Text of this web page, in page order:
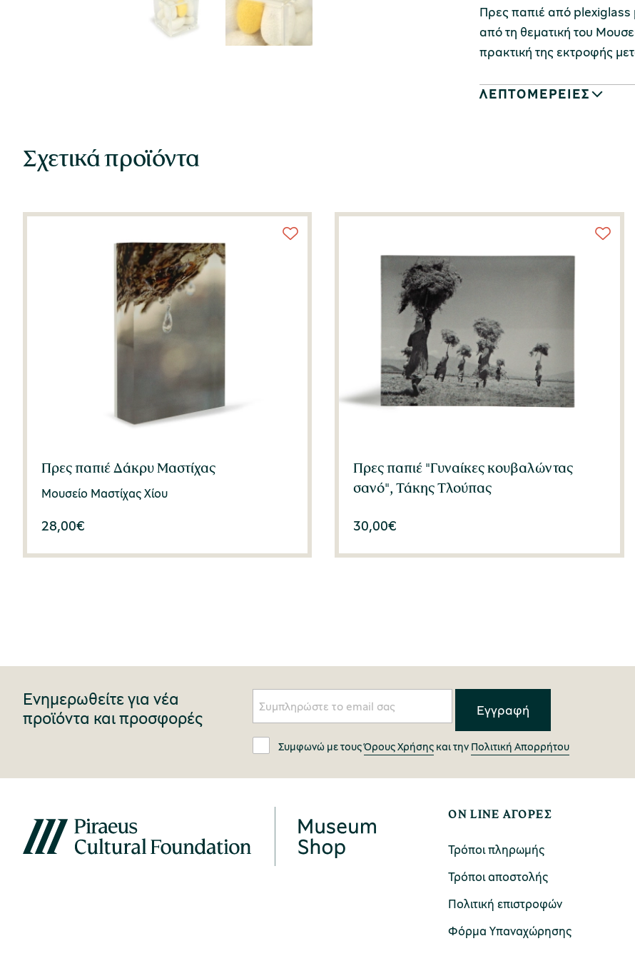
Πρες παπιέ από plexiglass
από τη θεματική του
πρακτική της εκτροφής
ΛΕΠΤΟΜΕΡΕΙΕΣ
Σχετικά προϊόντα
Πρες παπιέ Δάκρυ Μαστίχας
Μουσείο Μαστίχας Χίου
28,00€
Πρες παπιέ "Γυναίκες κουβαλώντας
σανό", Τάκης Τλούπας
30,00€
Ενημερωθείτε για νέα
προϊόντα και προσφορές
Συμφωνώ με τουςΌρους Χρήσης και την Πολιτική Απορρήτου
ON LINE ΑΓΟΡΕΣ
Τρόποι πληρωμής
Τρόποι αποστολής
Πολιτική επιστροφών
Φόρμα Υπαναχώρησης